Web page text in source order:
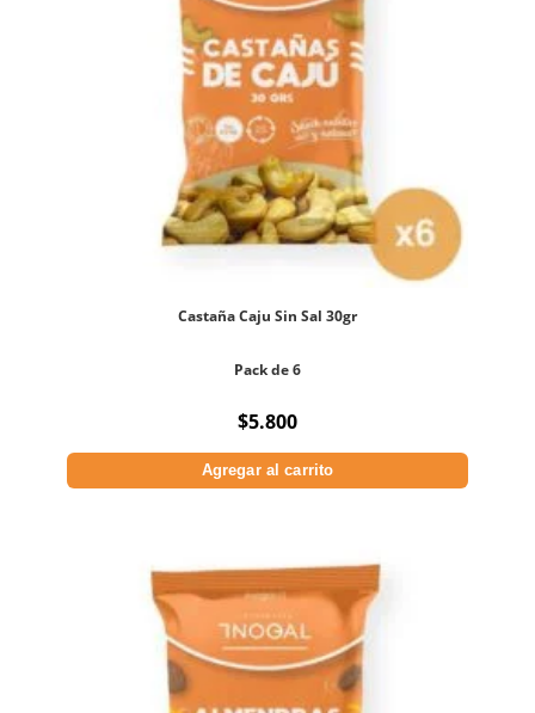
Castaña Caju Sin Sal 30gr
Pack de 6
$5.800
Agregar al carrito